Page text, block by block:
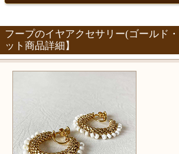
フープのイヤアクセサリー(ゴールド
ット商品詳細】